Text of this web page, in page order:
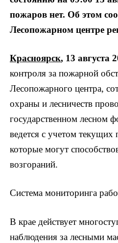
пожаров нет. Об этом
Лесопожарном центре
Красноярск, 13 августа
контроля за пожарной
Лесопожарного центра,
охраны и лесничеств
государственном лесном
ведется с учетом
которые могут
возгораний.
Система мониторинга
В крае действует
наблюдения за лесными